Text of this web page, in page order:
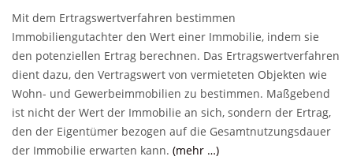
Mit dem Ertragswertverfahren bestimmen
Immobiliengutachter den Wert einer Immobilie, indem sie
den potenziellen Ertrag berechnen. Das Ertragswertverfahren
dient dazu, den Vertragswert von vermieteten Objekten wie
Wohn- und Gewerbeimmobilien zu bestimmen. Maßgebend
ist nicht der Wert der Immobilie an sich, sondern der Ertrag,
den der Eigentümer bezogen auf die Gesamtnutzungsdauer
der Immobilie erwarten kann. (mehr …)